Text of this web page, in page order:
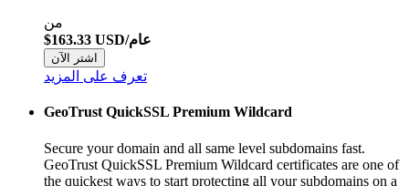
من
$163.33 USD/عام
اشتر الآن
تعرف على المزيد
GeoTrust QuickSSL Premium Wildcard
Secure your domain and all same level subdomains fast.
GeoTrust QuickSSL Premium Wildcard certificates are one of
the quickest ways to start protecting all your subdomains on a